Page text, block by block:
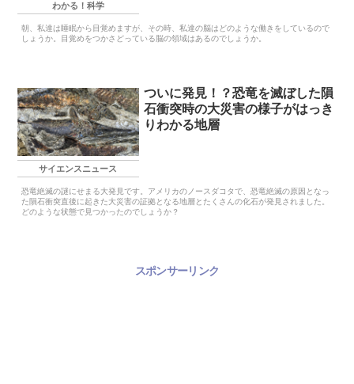
わかる！科学
朝、私達は睡眠から目覚めますが、その時、私達の脳はどのような働きをしているので
しょうか。目覚めをつかさどっている脳の領域はあるのでしょうか。
サイエンスニュース
ついに発見！？恐竜を滅ぼした隕
石衝突時の大災害の様子がはっき
りわかる地層
恐竜絶滅の謎にせまる大発見です。アメリカのノースダコタで、恐竜絶滅の原因となっ
た隕石衝突直後に起きた大災害の証拠となる地層とたくさんの化石が発見されました。
どのような状態で見つかったのでしょうか？
スポンサーリンク